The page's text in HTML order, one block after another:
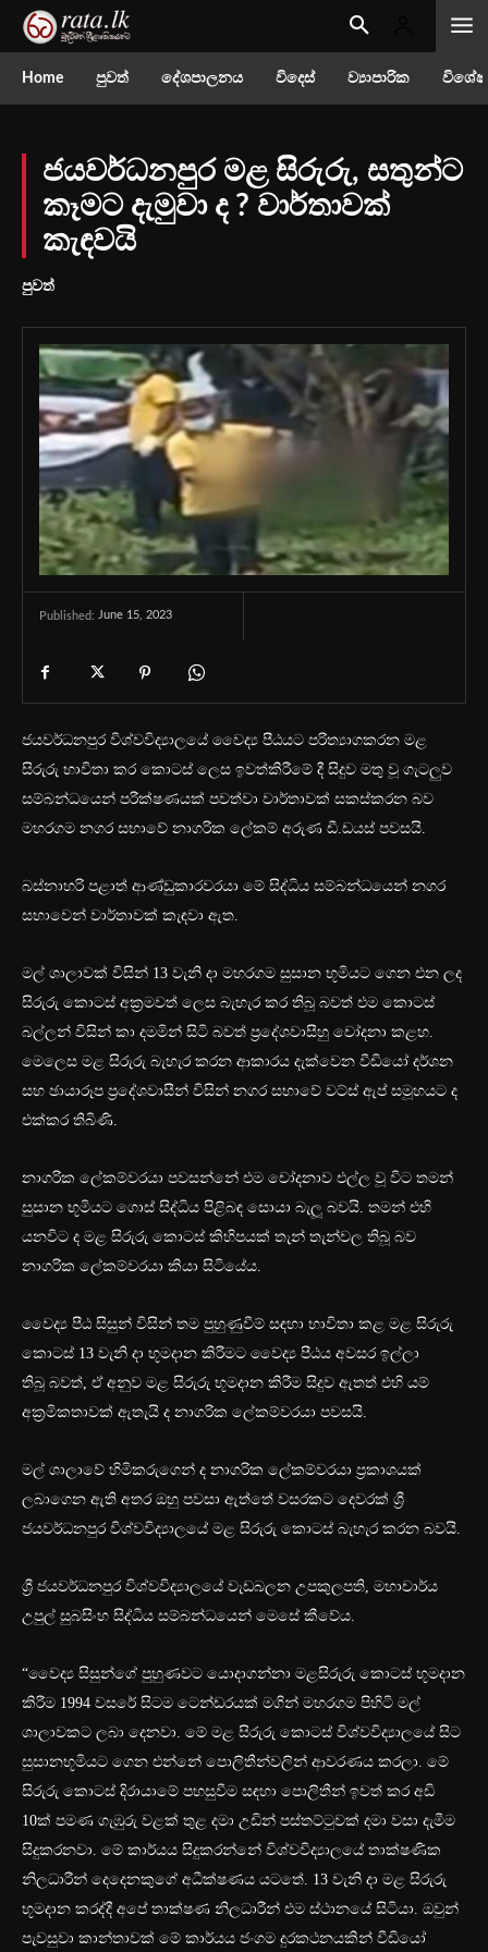
Home පුවත් දේශපාලනය විදෙස් ව්‍යාපාරික
ජයවර්ධනපුර මළ සිරුරු, සතුන්ට
කෑමට දැමුවා ද ? වාර්තාවක්
කැඳවයි
පුවත්
Published: June 15, 2023
ජයවර්ධනපුර විශ්වවිද්‍යාලයේ වෛද්‍ය පීඨයට පරිත්‍යාගකරන මළ
සිරුරු භාවිතා කර කොටස් ලෙස ඉවත්කිරීමේ දී සිදුව මතු වූ ගැටලුව
සම්බන්ධයෙන් පරීක්ෂණයක් පවත්වා වාර්තාවක් සකස්කරන බව
මහරගම නගර සභාවේ නාගරික ලේකම් අරුණ ඩී.ඩයස් පවසයි.
බස්නාහරි පළාත් ආණ්ඩුකාරවරයා මේ සිද්ධිය සම්බන්ධයෙන් නගර
සභාවෙන් වාර්තාවක් කැඳවා ඇත.
මල් ශාලාවක් විසින් ‍13 වැනි දා මහරගම සුසාන භූමියට ගෙන එන ලද
සිරුරු කොටස් අක්‍රමවත් ලෙස බැහැර කර තිබූ බවත් එම කොටස්
බල්ලන් විසින් කා දමමින් සිටි බවත් ප්‍රදේශවාසීහු චෝදනා කළහ.
මෙලෙස මළ සිරුරු බැහැර කරන ආකාරය දැක්වෙන වීඩියෝ දර්ශන
සහ ඡායාරූප ප්‍රදේශවාසීන් විසින් නගර සභාවේ වට්ස් ඇප් සමූහයට ද
එක්කර තිබිණි.
නාගරික ලේකම්වරයා පවසන්නේ එම චෝදනාව එල්ල වූ විට තමන්
සුසාන භූමියට ගොස් සිද්ධිය පිළිබඳ සොයා බැලූ බවයි. තමන් එහි
යනවිට ද මළ සිරුරු කොටස් කිහිපයක් තැන් තැන්වල තිබූ බව
නාගරික ලේකම්වරයා කියා සිටියේය.
වෛද්‍ය පීඨ සිසුන් විසින් තම පුහුණුවීම් සඳහා භාවිතා කළ මළ සිරුරු
කොටස් 13 වැනි දා භූමදාන කිරීමට වෛද්‍ය පීඨය අවසර ඉල්ලා
තිබූ බවත්, ඒ අනුව මළ සිරුරු භූමදාන කිරීම සිදුව ඇතත් එහි යම්
අක්‍රමිකතාවක් ඇතැයි ද නාගරික ලේකම්වරයා පවසයි.
මල් ශාලාවේ හිමිකරුගෙන් ද නාගරික ලේකම්වරයා ප්‍රකාශයක්
ලබාගෙන ඇති අතර ඔහු පවසා ඇත්තේ වසරකට දෙවරක් ශ්‍රී
ජයවර්ධනපුර විශ්වවිද්‍යාලයේ මළ සිරුරු කොටස් බැහැර කරන බවයි.
ශ්‍රී ජයවර්ධනපුර විශ්වවිද්‍යාලයේ වැඩබලන උපකුලපති, මහාචාර්ය
උපුල් සුබසිංහ සිද්ධිය සම්බන්ධයෙන් මෙසේ කීවේය.
“වෛද්‍ය සිසුන්ගේ පුහුණවට යොදාගන්නා මළසිරුරු කොටස් භූමදාන
කිරීම 1994 වසරේ සිටම ටෙන්ඩරයක් මගින් මහරගම පිහිටි මල්
ශාලාවකට ලබා දෙනවා. මේ මළ සිරුරු කොටස් විශ්වවිද්‍යාලයේ සිට
සුසානභූමියට ගෙන එන්නේ පොලිතීන්වලින් ආවරණය කරලා. මේ
‍සිරුරු කොටස් දිරායාමේ පහසුවීම සඳහා පොලිතීන් ඉවත් කර අඩි
10ක් පමණ ගැඹුරු වළක් තුළ දමා උඩින් පස්තට්ටුවක් දමා වසා දැමීම
සිදුකරනවා. මේ කාර්යය සිදුකරන්නේ විශ්වවිද්‍යාලයේ තාක්ෂණික
නිලධාරීන් දෙදෙනකුගේ අධීක්ෂණය යටතේ. 13 වැනි දා මළ සිරුරු
භූමදාන කරද්දී අපේ තාක්ෂණ නිලධාරීන් එම ස්ථානයේ සිටියා. ඔවුන්
පැවසුවා කාන්තාවක් මේ කාර්යය ජංගම දුරකථනයකින් වීඩියෝ